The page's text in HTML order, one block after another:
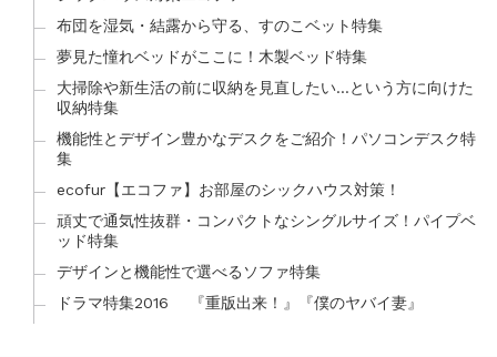
布団を湿気・結露から守る、すのこベット特集
夢見た憧れベッドがここに！木製ベッド特集
大掃除や新生活の前に収納を見直したい…という方に向けた
収納特集
機能性とデザイン豊かなデスクをご紹介！パソコンデスク特
集
ecofur【エコファ】お部屋のシックハウス対策！
頑丈で通気性抜群・コンパクトなシングルサイズ！パイプベ
ッド特集
デザインと機能性で選べるソファ特集
ドラマ特集2016 『重版出来！』『僕のヤバイ妻』